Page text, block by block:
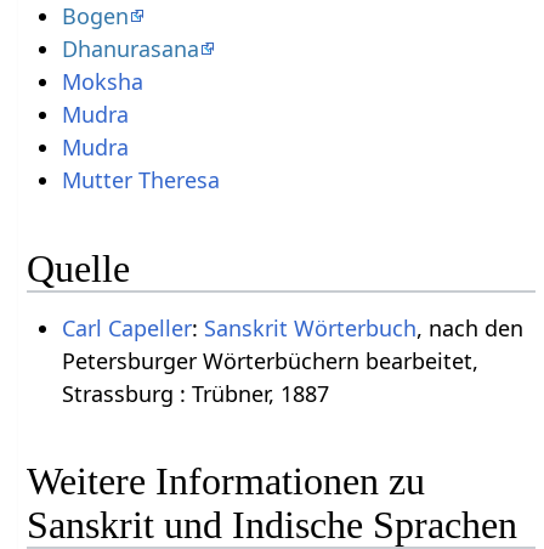
Bogen
Dhanurasana
Moksha
Mudra
Mudra
Mutter Theresa
Quelle
Carl Capeller: Sanskrit Wörterbuch, nach den
Petersburger Wörterbüchern bearbeitet,
Strassburg : Trübner, 1887
Weitere Informationen zu
Sanskrit und Indische Sprachen